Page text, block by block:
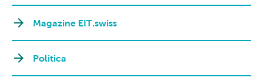
Magazine EIT.swiss
Politica